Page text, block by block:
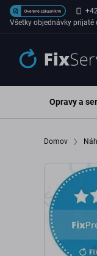
Preskočiť na hlavný
Všetky objednávky prijaté
Opravy a
Domov